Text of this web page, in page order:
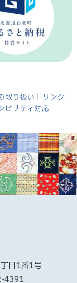
取り扱い
リンク
ビリティ対応
目1番1号
4391